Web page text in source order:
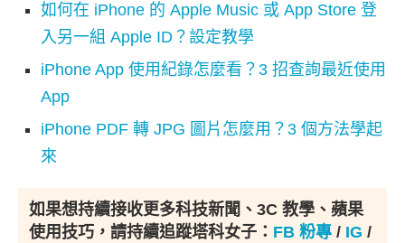
如何在 iPhone 的 Apple Music 或 App Store 登
入另一組 Apple ID？設定教學
iPhone App 使用紀錄怎麼看？3 招查詢最近使用
App
iPhone PDF 轉 JPG 圖片怎麼用？3 個方法學起
來
如果想持續接收更多科技新聞、3C 教學、蘋果
使用技巧，請持續追蹤塔科女子： FB 粉專 / IG /